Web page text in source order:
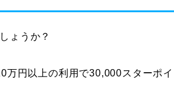
ょうか？
万円以上の利用で30,000スターポイ